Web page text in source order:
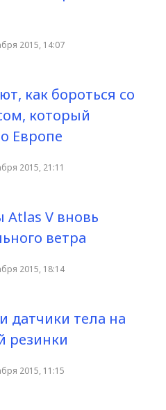
2015, 14:07
как бороться со
который
Европе
2015, 21:11
Atlas V вновь
ветра
2015, 18:14
датчики тела на
резинки
2015, 11:15